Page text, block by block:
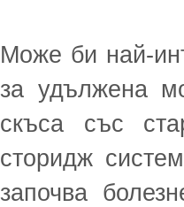
Може би най-
за удължена
скъса със
сторидж
започва